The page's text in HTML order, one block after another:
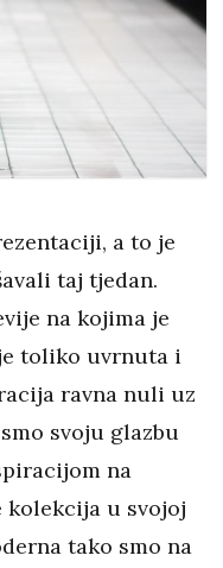
a to je
taj tjedan.
na kojima je
toliko uvrnuta i
ravna nuli uz
svoju glazbu
na
kolekcija u svojoj
tako smo na